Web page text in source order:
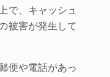
で、キャッシュ
被害が発生して
便や電話があっ